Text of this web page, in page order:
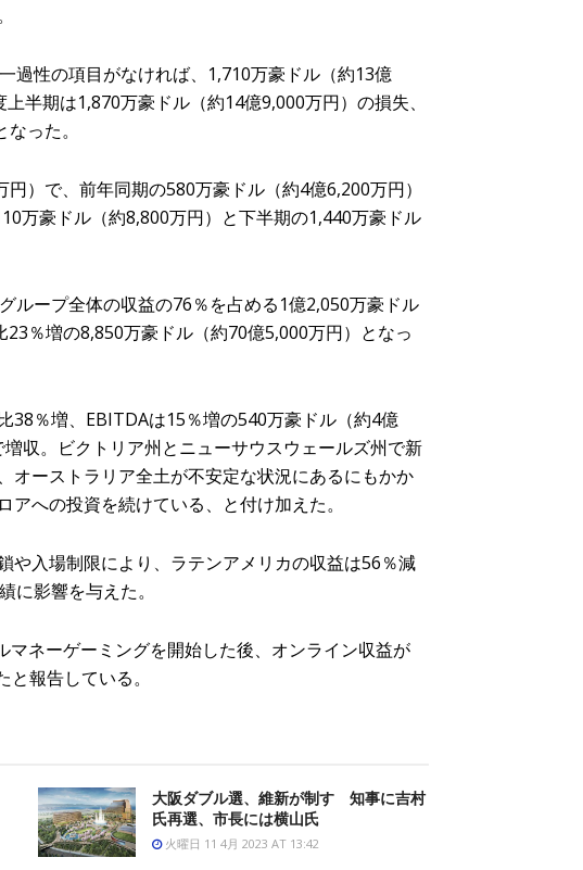
過性の項目がなければ、1,710万豪ドル（約13億
半期は1,870万豪ドル（約14億9,000万円）の損失、
った。
）で、前年同期の580万豪ドル（約4億6,200万円）
万豪ドル（約8,800万円）と下半期の1,440万豪ドル
ループ全体の収益の76％を占める1億2,050万豪ドル
％増の8,850万豪ドル（約70億5,000万円）となっ
38％増、EBITDAは15％増の540万豪ドル（約4億
収。ビクトリア州とニューサウスウェールズ州で新
オーストラリア全土が不安定な状況にあるにもかか
への投資を続けている、と付け加えた。
や入場制限により、ラテンアメリカの収益は56％減
に影響を与えた。
ネーゲーミングを開始した後、オンライン収益が
報告している。
大阪ダブル選、維新が制す 知事に吉村
氏再選、市長には横山氏
火曜日 11 4月 2023 AT 13:42